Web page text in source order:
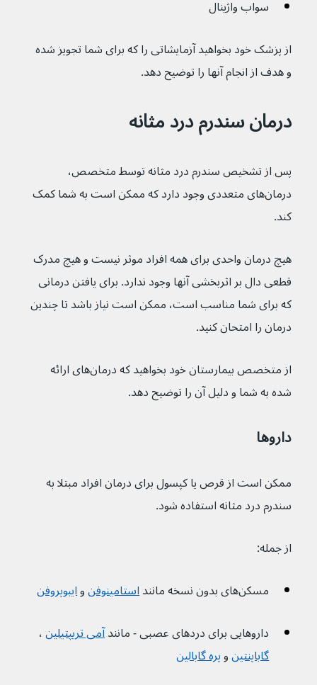
سواب واژینال
از پزشک خود بخواهید آزمایشاتی را که برای شما تجویز شده
و هدف از انجام آنها را توضیح دهد.
درمان سندرم درد مثانه
پس از تشخیص سندرم درد مثانه توسط متخصص،
درمان‌های متعددی وجود دارد که ممکن است به شما کمک
کند.
هیچ درمان واحدی برای همه افراد موثر نیست و هیچ مدرک
قطعی دال بر اثربخشی آنها وجود ندارد. برای یافتن درمانی
که برای شما مناسب است، ممکن است نیاز باشد تا چندین
درمان را امتحان کنید.
از متخصص بیمارستان خود بخواهید که درمان‌های ارائه
شده به شما و دلیل آن را توضیح دهد.
داروها
ممکن است از قرص یا کپسول برای درمان افراد مبتلا به
سندرم درد مثانه استفاده شود.
از جمله:
مسکن‌های بدون نسخه مانند
استامینوفنو ایبوپروفن
داروهایی برای دردهای عصبی - مانند آمی تریپتیلین،
گاباپنتینو پره گابالین